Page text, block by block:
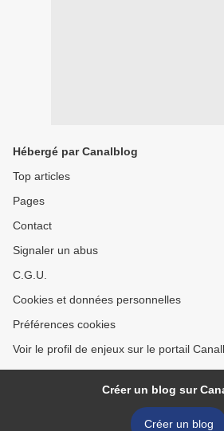
Hébergé par Canalblog
Top articles
Pages
Contact
Signaler un abus
C.G.U.
Cookies et données personnelles
Préférences cookies
Voir le profil de enjeux sur le portail
Créer un blog sur
Créer un blog